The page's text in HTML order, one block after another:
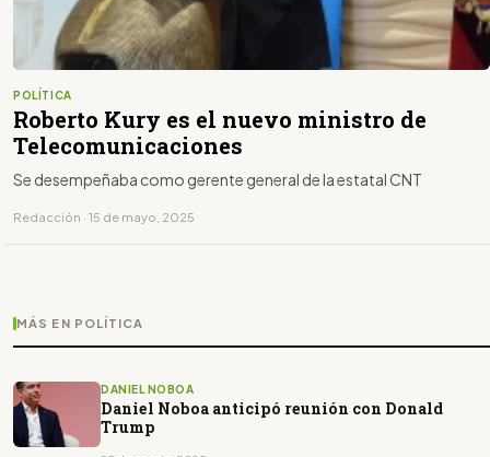
POLÍTICA
Roberto Kury es el nuevo ministro de
Telecomunicaciones
Se desempeñaba como gerente general de la estatal CNT
Redacción · 15 de mayo, 2025
MÁS EN POLÍTICA
DANIEL NOBOA
Daniel Noboa anticipó reunión con Donald
Trump